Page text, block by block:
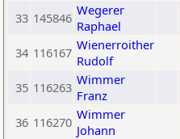
33 145846 Wegerer
Raphael
34 116167 Wienerroither
Rudolf
35 116263 Wimmer
Franz
36 116270 Wimmer
Johann